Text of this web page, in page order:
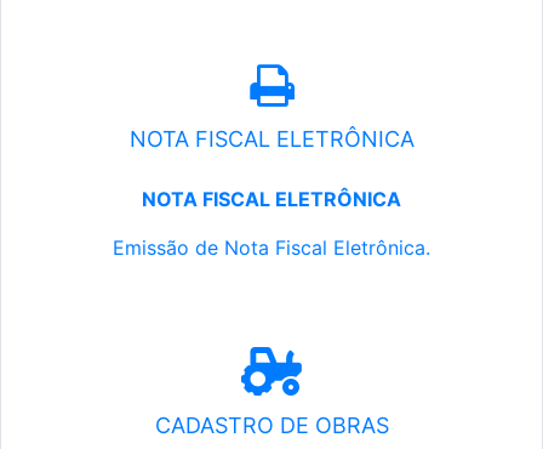
NOTA FISCAL ELETRÔNICA
NOTA FISCAL ELETRÔNICA
Emissão de Nota Fiscal Eletrônica.
CADASTRO DE OBRAS